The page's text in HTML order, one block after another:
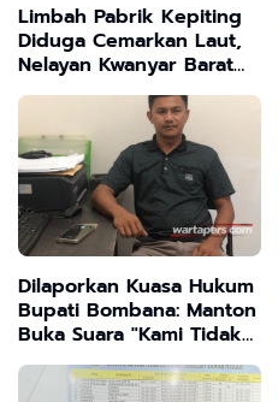
Limbah Pabrik Kepiting
Diduga Cemarkan Laut,
Nelayan Kwanyar Barat
Bangkalan Desak DLH
Dilaporkan Kuasa Hukum
Bupati Bombana: Manton
Buka Suara "Kami Tidak
Pernah Menutup Ruang
Hak Jawab"